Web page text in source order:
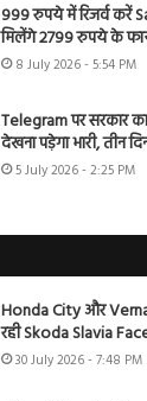
999 रुपये में रिजर्व करें
मिलेंगे 2799 रुपये के
8 July 2026 - 5:54 PM
Telegram पर सरकार
देखना पड़ेगा भारी, तीन
5 July 2026 - 2:25 PM
Honda City और
रही Skoda Slavia
30 July 2026 - 7:48 PM